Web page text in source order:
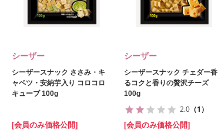
シーザー
シーザースナック ささみ・キ
ャベツ・安納芋入り コロコロ
キューブ 100g
[会員のみ価格公開]
シーザー
シーザースナック チェダー香
るコクと香りの贅沢チーズ
100g
2.0 （1）
[会員のみ価格公開]